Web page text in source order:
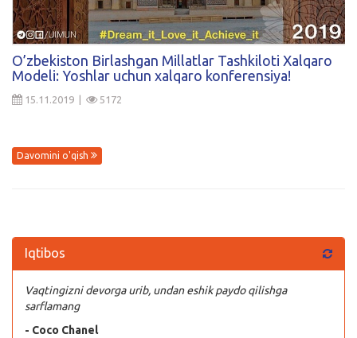
Qidirish
Kirish
O’zbekiston Birlashgan Millatlar Tashkiloti Xalqaro
Modeli: Yoshlar uchun xalqaro konferensiya!
15.11.2019 | 5172
Davomini o'qish
Iqtibos
Vaqtingizni devorga urib, undan eshik paydo qilishga
sarflamang
- Coco Chanel